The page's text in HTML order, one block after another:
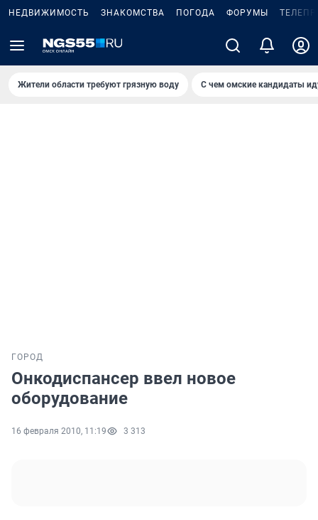
НЕДВИЖИМОСТЬ ЗНАКОМСТВА ПОГОДА ФОРУМЫ
Жители области требуют грязную воду С чем омские кандидаты
ГОРОД
Онкодиспансер ввел новое
оборудование
16 февраля 2010, 11:19 3 313